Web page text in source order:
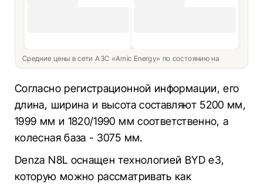
Средние цены в сети АЗС «Amic Energy» по состоянию на
Согласно регистрационной информации, его
длина, ширина и высота составляют 5200 мм,
1999 мм и 1820/1990 мм соответственно, а
колесная база - 3075 мм.
Denza N8L оснащен технологией BYD e3,
которую можно рассматривать как